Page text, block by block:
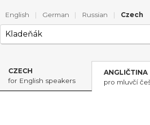
English | German | Russian | Czech
CZECH
for English speakers
ANGLIČTINA
pro mluvčí